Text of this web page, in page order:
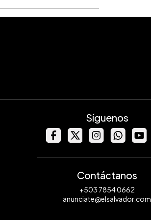
Síguenos
Contáctanos
+503 7854 0662
anunciate@elsalvador.com